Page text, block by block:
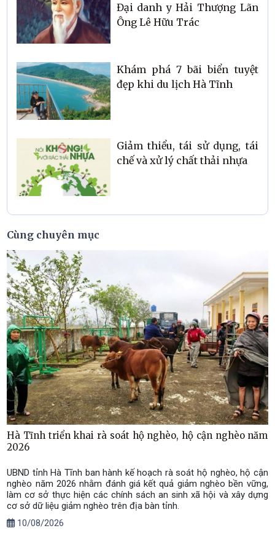
Đại danh y Hải Thượng Lãn
Ông Lê Hữu Trác
Khám phá 7 bãi biển tuyệt
đẹp khi du lịch Hà Tĩnh
Giảm thiểu, tái sử dụng, tái
chế và xử lý chất thải nhựa
Cùng chuyên mục
Hà Tĩnh triển khai rà soát hộ nghèo, hộ cận nghèo năm
2026
UBND tỉnh Hà Tĩnh ban hành kế hoạch rà soát hộ nghèo, hộ cận
nghèo năm 2026 nhằm đánh giá kết quả giảm nghèo bền vững,
làm cơ sở thực hiện các chính sách an sinh xã hội và xây dựng
cơ sở dữ liệu giảm nghèo trên địa bàn tỉnh.
10/08/2026